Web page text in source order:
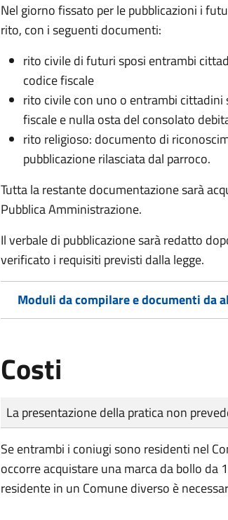
Nel giorno fissato per le pubblicazioni i
rito, con i seguenti documenti:
rito civile di futuri sposi entrambi
codice fiscale
rito civile con uno o entrambi
fiscale e nulla osta del consolato
rito religioso: documento di
pubblicazione rilasciata dal parroco.
Tutta la restante documentazione sarà
Pubblica Amministrazione.
Il verbale di pubblicazione sarà redatto
verificato i requisiti previsti dalla legge.
Moduli da compilare e documenti da
Costi
Tipo di pagamento
Importo
La presentazione della pratica non
Se entrambi i coniugi sono residenti nel
occorre acquistare una marca da bollo da
residente in un Comune diverso è